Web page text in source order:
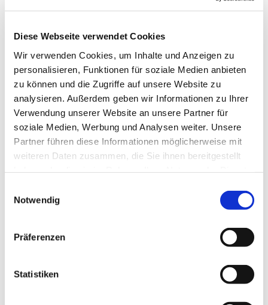
Diese Webseite verwendet Cookies
Wir verwenden Cookies, um Inhalte und Anzeigen zu
personalisieren, Funktionen für soziale Medien anbieten
zu können und die Zugriffe auf unsere Website zu
analysieren. Außerdem geben wir Informationen zu Ihrer
Verwendung unserer Website an unsere Partner für
soziale Medien, Werbung und Analysen weiter. Unsere
Partner führen diese Informationen möglicherweise mit
weiteren Daten zusammen, die Sie ihnen bereitgestellt
Notwendig
Präferenzen
Statistiken
Dies könnte Sie auch interessieren